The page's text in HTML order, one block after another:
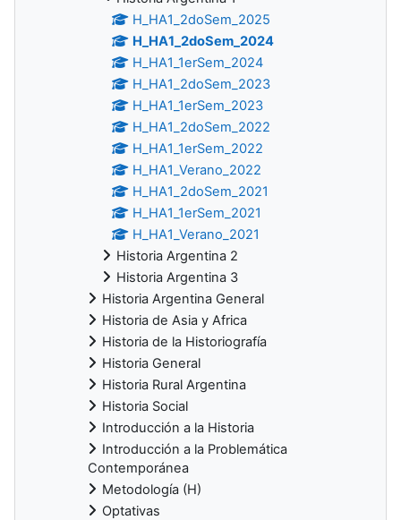
H_HA1_2doSem_2025
H_HA1_2doSem_2024
H_HA1_1erSem_2024
H_HA1_2doSem_2023
H_HA1_1erSem_2023
H_HA1_2doSem_2022
H_HA1_1erSem_2022
H_HA1_Verano_2022
H_HA1_2doSem_2021
H_HA1_1erSem_2021
H_HA1_Verano_2021
Historia Argentina 2
Historia Argentina 3
Historia Argentina General
Historia de Asia y Africa
Historia de la Historiografía
Historia General
Historia Rural Argentina
Historia Social
Introducción a la Historia
Introducción a la Problemática
Contemporánea
Metodología (H)
Optativas